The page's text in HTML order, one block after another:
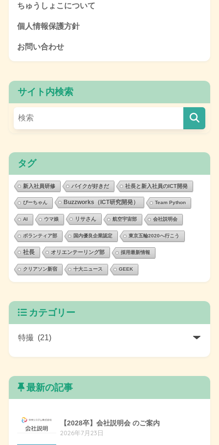
ちゅうしょこについて
個人情報保護方針
お問い合わせ
サイト内検索
タグ
新入社員研修 バイクが好きだ 社長と新入社員のICT開発
ぴーちゃん Buzzworks（ICT研究開発） Team Python
AI ウマ娘 リサさん 航空宇宙部 会社説明会
ボランティア部 国内優良企業認定 東京五輪2020へ行こう
社長 オリエンテーリング部 採用最新情報
クリアソン新宿 十大ニュース GEEK
カテゴリー
最新の記事
【2028卒】会社説明会 のご案内
2026年7月23日